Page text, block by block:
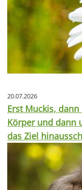
20.07.2026
Erst Muckis,
Körper und dann
das Ziel